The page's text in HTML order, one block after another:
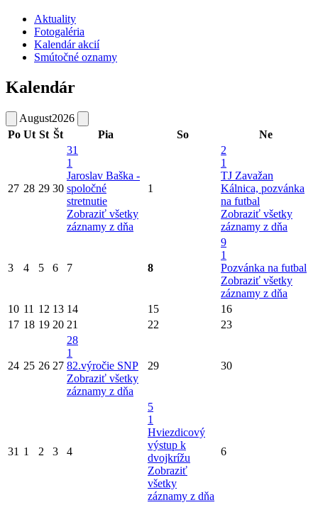
Aktuality
Fotogaléria
Kalendár akcií
Smútočné oznamy
Kalendár
August2026
Po Ut St Št Pia So Ne
27 28 29 30
31
1
Jaroslav Baška -
spoločné
stretnutie
Zobraziť všetky
záznamy z dňa
1
2
1
TJ Zavažan
Kálnica, pozvánka
na futbal
Zobraziť všetky
záznamy z dňa
3 4 5 6 7 8
9
1
Pozvánka na futbal
Zobraziť všetky
záznamy z dňa
10 11 12 13 14 15
16
17 18 19 20 21 22 23
24 25 26 27
28
1
82.výročie SNP
Zobraziť všetky
záznamy z dňa
29 30
31 1 2 3 4
5
1
Hviezdicový
výstup k
dvojkrížu
Zobraziť
všetky
záznamy z dňa
6